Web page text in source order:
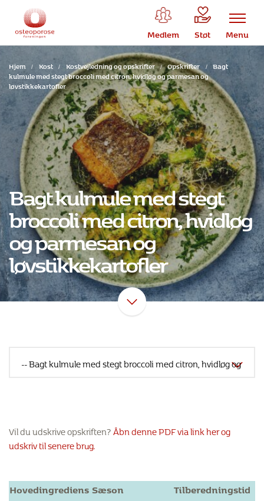
Medlem Støt Menu
Hjem / Kost / Kostvejledning og opskrifter / Opskrifter / Bagt
kulmule med stegt broccoli med citron, hvidløg og parmesan og
løvstikkekartofler
Bagt kulmule med stegt
broccoli med citron, hvidløg
og parmesan og
løvstikkekartofler
Vil du udskrive opskriften?Åbn denne PDF via link her og
udskriv til senere brug.
HovedingrediensSæson
Tilberedningstid